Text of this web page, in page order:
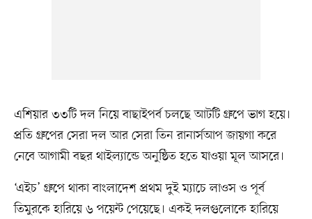
এশিয়ার ৩৩টি দল নিয়ে বাছাইপর্ব চলছে আটটি গ্রুপে ভাগ হয়ে।
প্রতি গ্রুপের সেরা দল আর সেরা তিন রানার্সআপ জায়গা করে
নেবে আগামী বছর থাইল্যান্ডে অনুষ্ঠিত হতে যাওয়া মূল আসরে।
‎‘এইচ’ গ্রুপে থাকা বাংলাদেশ প্রথম দুই ম্যাচে লাওস ও পূর্ব
তিমুরকে হারিয়ে ৬ পয়েন্ট পেয়েছে। একই দলগুলোকে হারিয়ে